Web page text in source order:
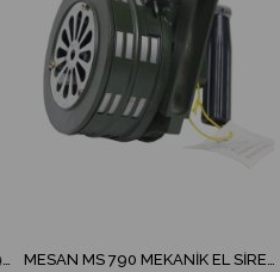
İKAZ LAMBA TABAN MONTAJ
MESAN MS 790 MEKANİK EL SİRENİ